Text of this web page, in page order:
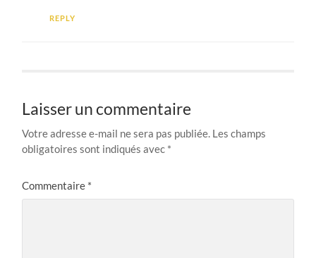
REPLY
Laisser un commentaire
Votre adresse e-mail ne sera pas publiée. Les champs
obligatoires sont indiqués avec *
Commentaire *